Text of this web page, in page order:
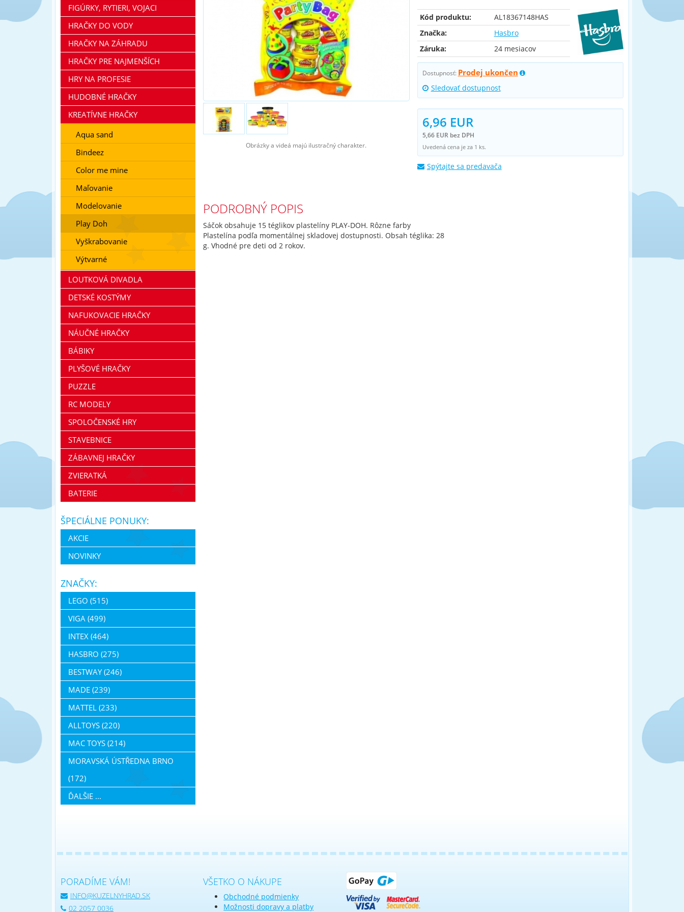
Obrázky a videá majú ilustračný charakter.
Kód produktu:
AL18367148HAS
Značka:
Hasbro
Záruka:
24 mesiacov
Dostupnosť: Prodej ukončen
Sledovať dostupnost
6,96 EUR
5,66 EUR bez DPH
Uvedená cena je za 1 ks.
Spýtajte sa predavača
PODROBNÝ POPIS
Sáčok obsahuje 15 téglikov plastelíny PLAY-DOH. Rôzne farby
Plastelína podľa momentálnej skladovej dostupnosti. Obsah téglika: 28
g. Vhodné pre deti od 2 rokov.
FIGÚRKY, RYTIERI, VOJACI
HRAČKY DO VODY
HRAČKY NA ZÁHRADU
HRAČKY PRE NAJMENŠÍCH
HRY NA PROFESIE
HUDOBNÉ HRAČKY
KREATÍVNE HRAČKY
Aqua sand
Bindeez
Color me mine
Maľovanie
Modelovanie
Play Doh
Vyškrabovanie
Výtvarné
LOUTKOVÁ DIVADLA
DETSKÉ KOSTÝMY
NAFUKOVACIE HRAČKY
NÁUČNÉ HRAČKY
BÁBIKY
PLYŠOVÉ HRAČKY
PUZZLE
RC MODELY
SPOLOČENSKÉ HRY
STAVEBNICE
ZÁBAVNEJ HRAČKY
ZVIERATKÁ
BATERIE
ŠPECIÁLNE PONUKY:
AKCIE
NOVINKY
ZNAČKY:
LEGO (515)
VIGA (499)
INTEX (464)
HASBRO (275)
BESTWAY (246)
MADE (239)
MATTEL (233)
ALLTOYS (220)
MAC TOYS (214)
MORAVSKÁ ÚSTŘEDNA BRNO
(172)
ĎALŠIE ...
PORADÍME VÁM!
INFO@KUZELNYHRAD.SK
02 2057 0036
VŠETKO O NÁKUPE
Obchodné podmienky
Možnosti dopravy a platby